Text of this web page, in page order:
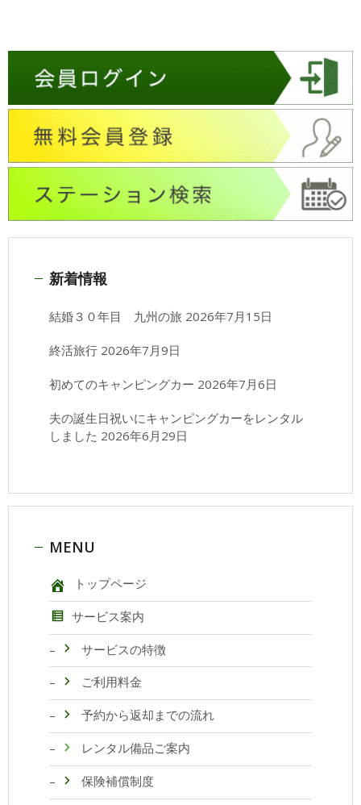
新着情報
結婚３０年目 九州の旅 2026年7月15日
終活旅行 2026年7月9日
初めてのキャンピングカー 2026年7月6日
夫の誕生日祝いにキャンピングカーをレンタル
しました 2026年6月29日
MENU
トップページ
サービス案内
サービスの特徴
ご利用料金
予約から返却までの流れ
レンタル備品ご案内
保険補償制度